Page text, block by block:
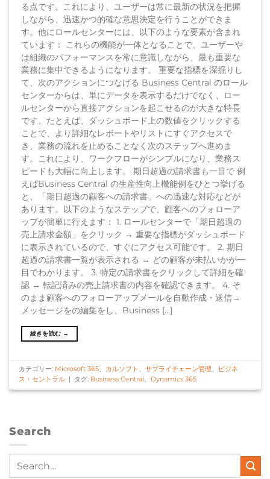
る点です。これにより、ユーザーは常に最新の状況を把握
しながら、迅速かつ的確な意思決定を行うことができま
す。他にロールセンターには、以下のような要素が含まれ
ています： これらの機能が一体となることで、ユーザーや
は組織のパフォーマンスを常に意識しながら、最も重要な
業務に集中できるようになります。 重要な指標を深掘りし
て、次のアクションにつなげる Business Central のロール
センターからは、単にデータを表示するだけでなく、ロー
ルセンターから直接アクションを起こせるのが大きな特長
です。たとえば、ダッシュボード上の数値をクリックする
ことで、より詳細なレポートやリストにすぐアクセスで
き、業務の流れを止めることなく次のステップへ進めま
す。これにより、ワークフローがシンプルになり、業務ス
ピードも大幅に向上します。 期日超過の請求書も一目で 例
えばBusiness Central の生産性向上機能例をひとつ挙げる
と、「期日超過の顧客への請求書」への迅速な対応などが
あります。以下のようなステップで、顧客へのフォローア
ップが簡単に行えます： 1. ロールセンターで「期日超過の
売上請求金額」をクリック → 重要な指標がダッシュボード
に表示されているので、すぐにアクセス可能です。 2. 期日
超過の請求書一覧が表示される → どの顧客が未払いかが一
目でわかります。 3. 特定の請求書をクリックして詳細を確
認 → 転記済みの売上請求書の内容を確認できます。 4. そ
のまま顧客へのフォローアップメールを自動作成・送信→
メッセージをの編集をし、Business […]
続きを読む →
カテゴリー: Microsoft 365、 カルソフト 、サプライチェーン管理、
ビジネ
ス・セントラル | タグ: Business Central、 Dynamics 365
Search